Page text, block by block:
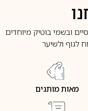
ובשמי בוטיק מיוחדים
לגוף ולשיער
מאות מותגים